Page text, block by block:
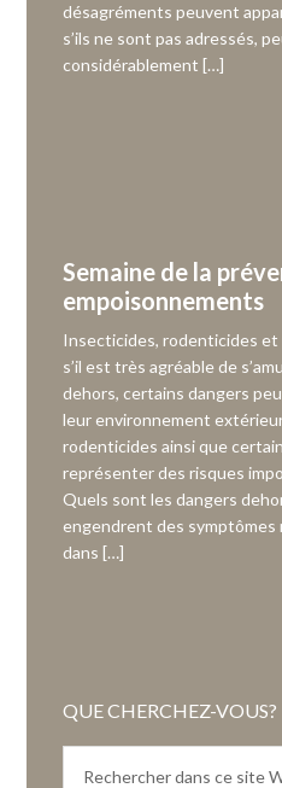
désagréments peuvent
s’ils ne sont pas adressés,
considérablement […]
Semaine de la
empoisonnements
Insecticides, rodenticides
s’il est très agréable de
dehors, certains dangers
leur environnement
rodenticides ainsi que
représenter des risques
Quels sont les dangers
engendrent des symptômes
dans […]
QUE CHERCHEZ-VOUS?